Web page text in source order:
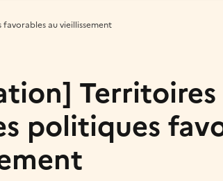
au vieillissement
Territoires
politiques